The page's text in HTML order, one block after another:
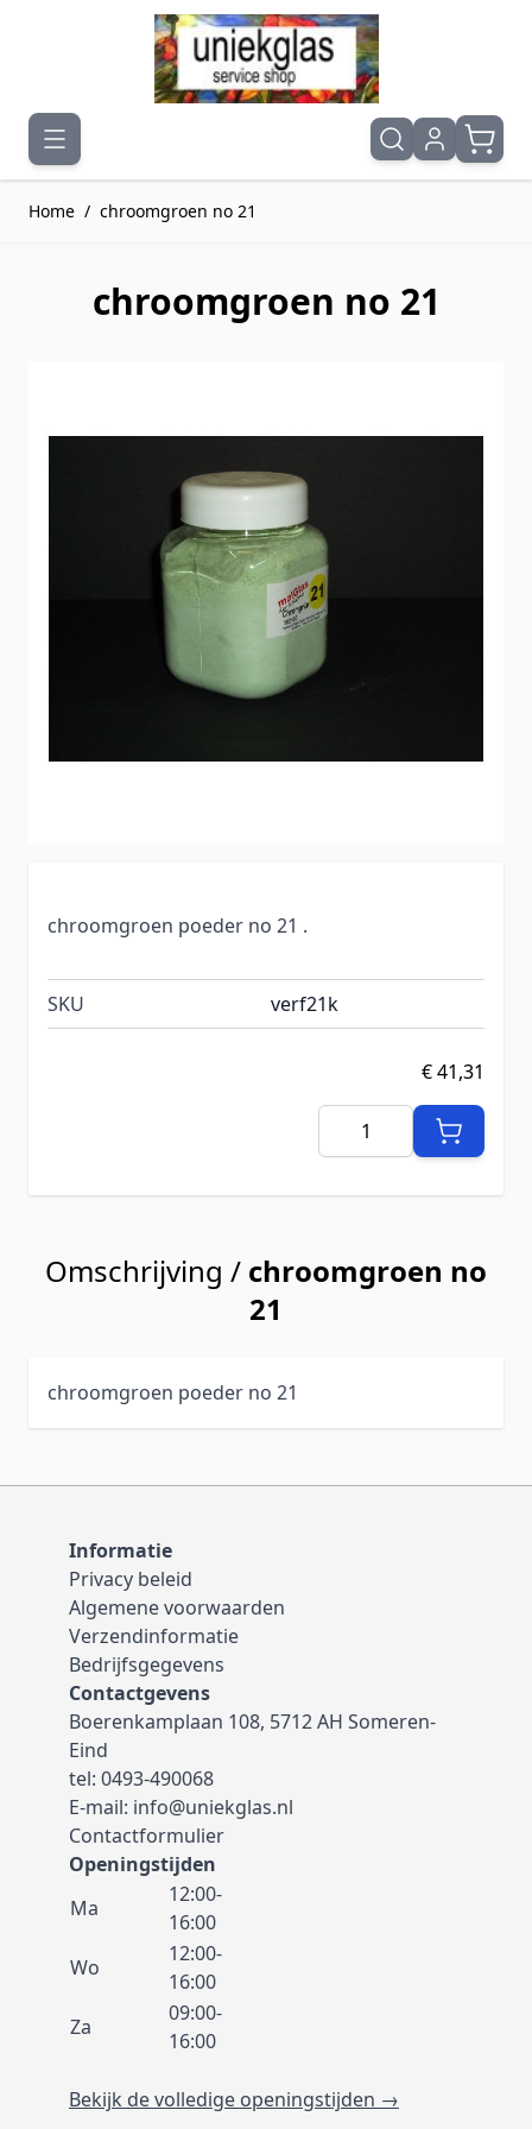
Ga naar de inhoud
Home / chroomgroen no 21
chroomgroen no 21
chroomgroen poeder no 21 .
SKU verf21k
€ 41,31
Aantal
Omschrijving / chroomgroen no
21
chroomgroen poeder no 21
Informatie
Privacy beleid
Algemene voorwaarden
Verzendinformatie
Bedrijfsgegevens
Contactgevens
Boerenkamplaan 108, 5712 AH Someren-
Eind
tel: 0493-490068
E-mail: info@uniekglas.nl
Contactformulier
Openingstijden
Ma
12:00-
16:00
Wo
12:00-
16:00
Za
09:00-
16:00
Bekijk de volledige openingstijden →